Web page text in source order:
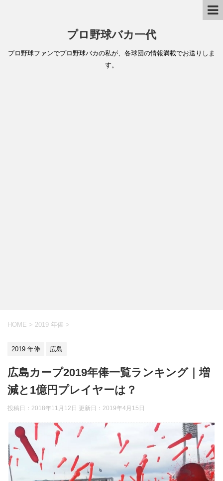
プロ野球バカ一代
プロ野球ファンでプロ野球バカの私が、各球団の情報満載でお送りしま
す。
HOME > 2019 年俸 >
2019 年俸 広島
広島カープ2019年俸一覧ランキング｜増
減と1億円プレイヤーは？
投稿日：2018年11月12日 更新日： 2019年4月15日